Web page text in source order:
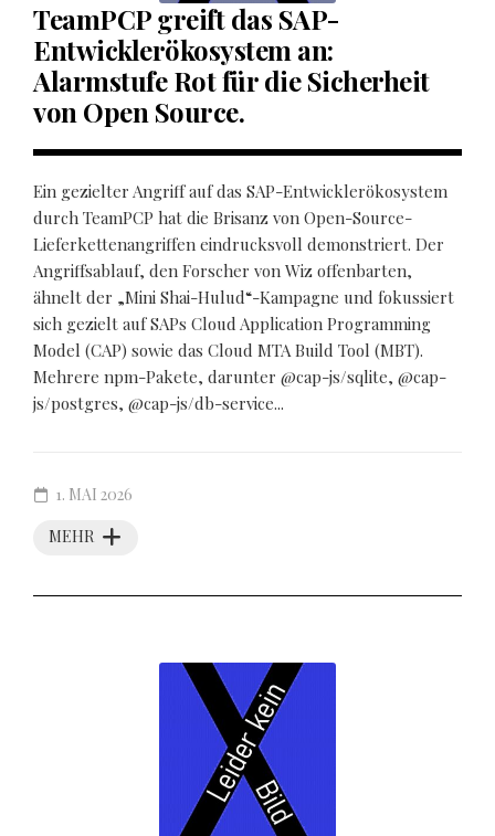
TeamPCP greift das SAP-
Entwicklerökosystem an:
Alarmstufe Rot für die Sicherheit
von Open Source.
Ein gezielter Angriff auf das SAP-Entwicklerökosystem
durch TeamPCP hat die Brisanz von Open-Source-
Lieferkettenangriffen eindrucksvoll demonstriert. Der
Angriffsablauf, den Forscher von Wiz offenbarten,
ähnelt der „Mini Shai-Hulud“-Kampagne und fokussiert
sich gezielt auf SAPs Cloud Application Programming
Model (CAP) sowie das Cloud MTA Build Tool (MBT).
Mehrere npm-Pakete, darunter @cap-js/sqlite, @cap-
js/postgres, @cap-js/db-service...
MEHR
1. MAI 2026